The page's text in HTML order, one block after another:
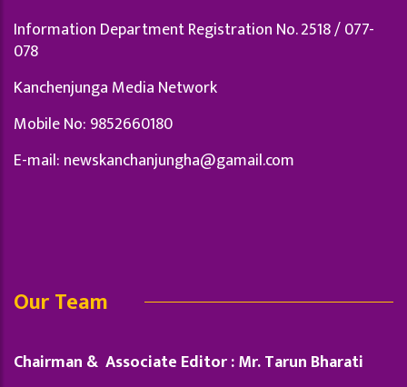
Information Department Registration No. 2518 / 077-
078
Kanchenjunga Media Network
Mobile No: 9852660180
E-mail: newskanchanjungha@gamail.com
Our Team
Chairman & Associate Editor : Mr. Tarun Bharati